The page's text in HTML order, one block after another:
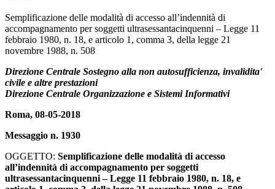
Messaggio Inps n. 1930 dell' 8 maggio 2018
Semplificazione delle modalità di accesso all’indennità di
accompagnamento per soggetti ultrasessantacinquenni – Legge 11
febbraio 1980, n. 18, e articolo 1, comma 3, della legge 21
novembre 1988, n. 508
Direzione Centrale Sostegno alla non autosufficienza, invalidita'
civile e altre prestazioni
Direzione Centrale Organizzazione e Sistemi Informativi
Roma, 08-05-2018
Messaggio n. 1930
OGGETTO: Semplificazione delle modalità di accesso
all’indennità di accompagnamento per soggetti
ultrasessantacinquenni – Legge 11 febbraio 1980, n. 18, e